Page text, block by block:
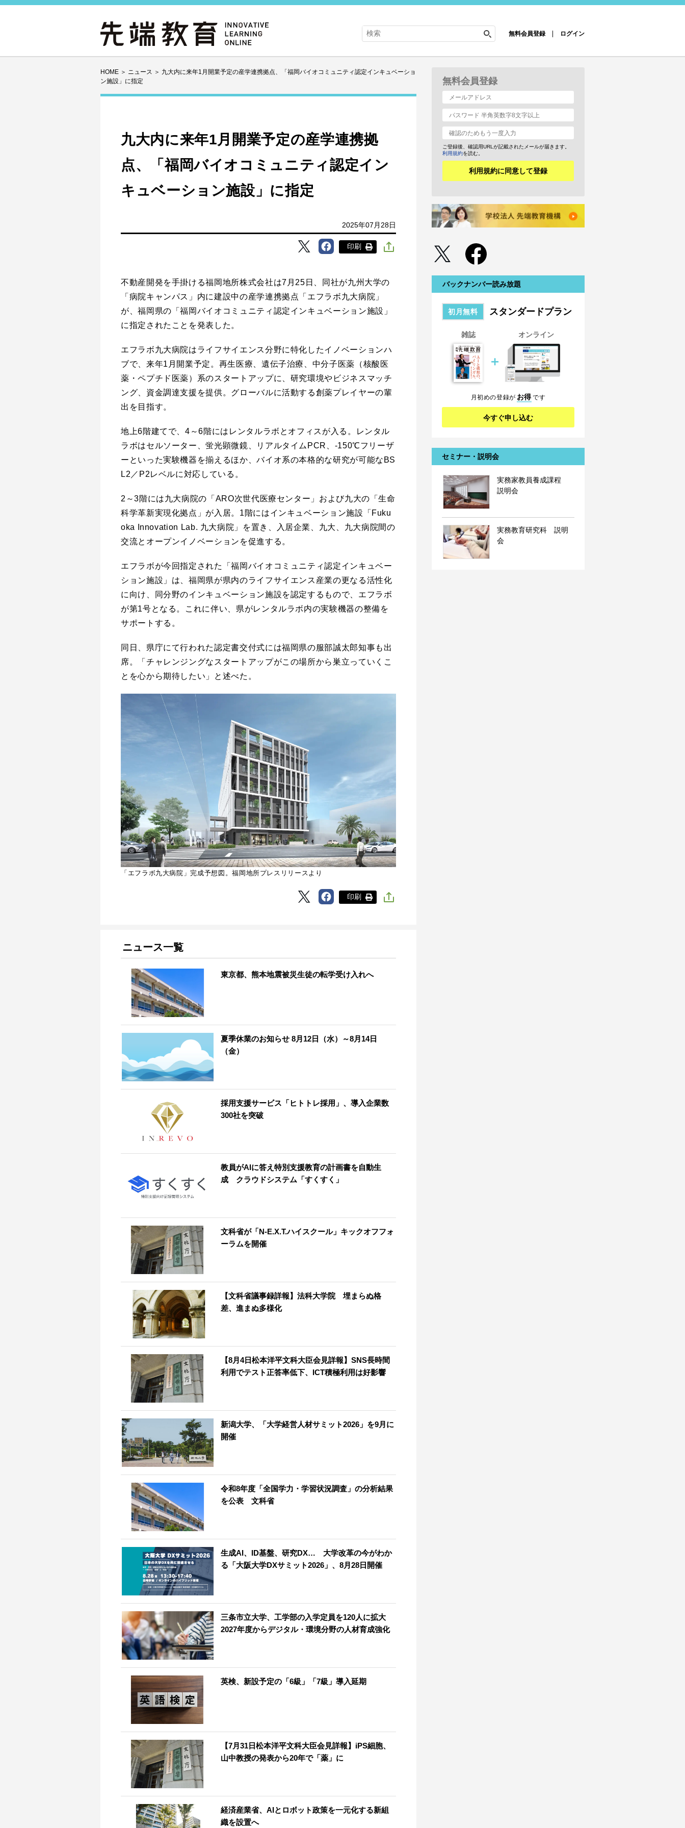
無料会員登録 ログイン
HOME ＞ ニュース ＞ 九大内に来年1月開業予定の産学連携拠点、「福岡バイオコミュニティ認定インキュベーショ
ン施設」に指定
九大内に来年1月開業予定の産学連携拠
点、「福岡バイオコミュニティ認定イン
キュベーション施設」に指定
2025年07月28日
印刷
不動産開発を手掛ける福岡地所株式会社は7月25日、同社が九州大学の
「病院キャンパス」内に建設中の産学連携拠点「エフラボ九大病院」
が、福岡県の「福岡バイオコミュニティ認定インキュベーション施設」
に指定されたことを発表した。
エフラボ九大病院はライフサイエンス分野に特化したイノベーションハ
ブで、来年1月開業予定。再生医療、遺伝子治療、中分子医薬（核酸医
薬・ペプチド医薬）系のスタートアップに、研究環境やビジネスマッチ
ング、資金調達支援を提供。グローバルに活動する創薬プレイヤーの輩
出を目指す。
地上6階建てで、4～6階にはレンタルラボとオフィスが入る。レンタル
ラボはセルソーター、蛍光顕微鏡、リアルタイムPCR、‐150℃フリーザ
ーといった実験機器を揃えるほか、バイオ系の本格的な研究が可能なBS
L2／P2レベルに対応している。
2～3階には九大病院の「ARO次世代医療センター」および九大の「生命
科学革新実現化拠点」が入居。1階にはインキュベーション施設「Fuku
oka Innovation Lab. 九大病院」を置き、入居企業、九大、九大病院間の
交流とオープンイノベーションを促進する。
エフラボが今回指定された「福岡バイオコミュニティ認定インキュベー
ション施設」は、福岡県が県内のライフサイエンス産業の更なる活性化
に向け、同分野のインキュベーション施設を認定するもので、エフラボ
が第1号となる。これに伴い、県がレンタルラボ内の実験機器の整備を
サポートする。
同日、県庁にて行われた認定書交付式には福岡県の服部誠太郎知事も出
席。「チャレンジングなスタートアップがこの場所から巣立っていくこ
とを心から期待したい」と述べた。
「エフラボ九大病院」完成予想図。福岡地所プレスリリースより
印刷
ニュース一覧
東京都、熊本地震被災生徒の転学受け入れへ
夏季休業のお知らせ 8月12日（水）～8月14日
（金）
採用支援サービス「ヒトトレ採用」、導入企業数
300社を突破
教員がAIに答え特別支援教育の計画書を自動生
成 クラウドシステム「すくすく」
文科省が「N-E.X.T.ハイスクール」キックオフフォ
ーラムを開催
【文科省議事録詳報】法科大学院 埋まらぬ格
差、進まぬ多様化
【8月4日松本洋平文科大臣会見詳報】SNS長時間
利用でテスト正答率低下、ICT積極利用は好影響
新潟大学、「大学経営人材サミット2026」を9月に
開催
令和8年度「全国学力・学習状況調査」の分析結果
を公表 文科省
生成AI、ID基盤、研究DX… 大学改革の今がわか
る「大阪大学DXサミット2026」、8月28日開催
三条市立大学、工学部の入学定員を120人に拡大
2027年度からデジタル・環境分野の人材育成強化
英検、新設予定の「6級」「7級」導入延期
【7月31日松本洋平文科大臣会見詳報】iPS細胞、
山中教授の発表から20年で「薬」に
経済産業省、AIとロボット政策を一元化する新組
織を設置へ
無料会員登録
ご登録後、確認用URLが記載されたメールが届きます。
利用規約を読む。
利用規約に同意して登録
バックナンバー読み放題
初月無料 スタンダードプラン
雑誌
＋
オンライン
月初めの登録が お得です
今すぐ申し込む
セミナー・説明会
実務家教員養成課程
説明会
実務教育研究科 説明
会